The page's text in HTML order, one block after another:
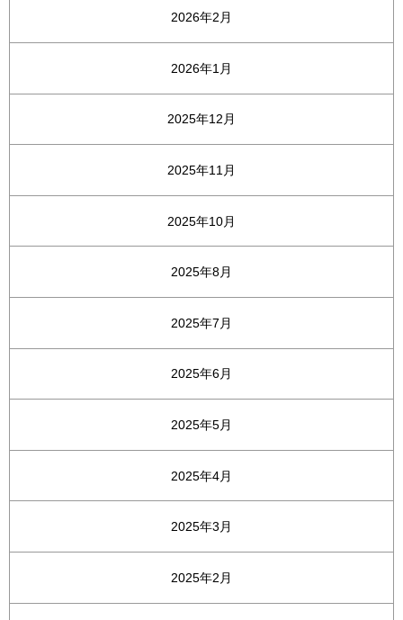
2026年2月
2026年1月
2025年12月
2025年11月
2025年10月
2025年8月
2025年7月
2025年6月
2025年5月
2025年4月
2025年3月
2025年2月